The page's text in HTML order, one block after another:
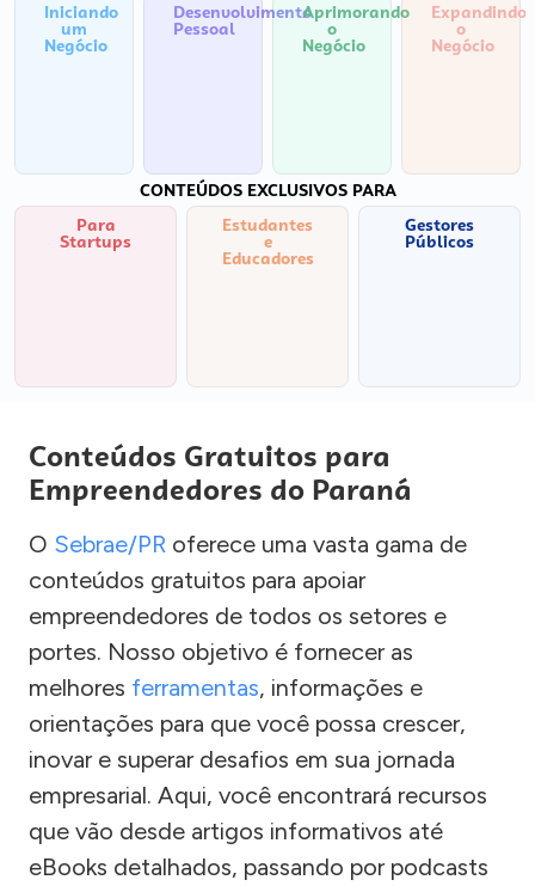
Iniciando
um
Negócio
Desenvolvimento
Pessoal
Aprimorando
o
Negócio
Expandindo
o
Negócio
CONTEÚDOS EXCLUSIVOS PARA
Para
Startups
Estudantes
e
Educadores
Gestores
Públicos
Conteúdos Gratuitos para
Empreendedores do Paraná
O Sebrae/PR oferece uma vasta gama de
conteúdos gratuitos para apoiar
empreendedores de todos os setores e
portes. Nosso objetivo é fornecer as
melhores ferramentas, informações e
orientações para que você possa crescer,
inovar e superar desafios em sua jornada
empresarial. Aqui, você encontrará recursos
que vão desde artigos informativos até
eBooks detalhados, passando por podcasts